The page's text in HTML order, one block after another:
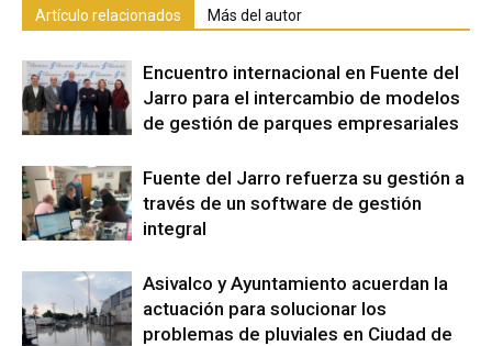
Artículo relacionados Más del autor
Encuentro internacional en Fuente del
Jarro para el intercambio de modelos
de gestión de parques empresariales
Fuente del Jarro refuerza su gestión a
través de un software de gestión
integral
Asivalco y Ayuntamiento acuerdan la
actuación para solucionar los
problemas de pluviales en Ciudad de